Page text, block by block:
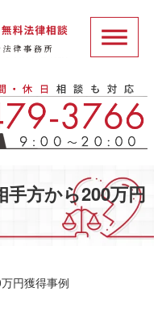
手方から200万円
円獲得事例